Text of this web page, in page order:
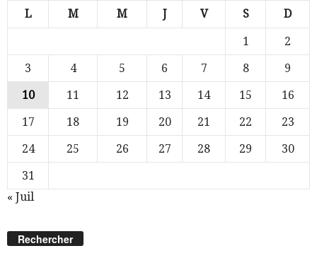
L M M J V S D
1
2
3
4 5 6 7 8
9
10
11 12 13 14 15
16
17
18 19 20 21 22
23
24
25 26 27 28 29
30
31
« Juil
Rechercher